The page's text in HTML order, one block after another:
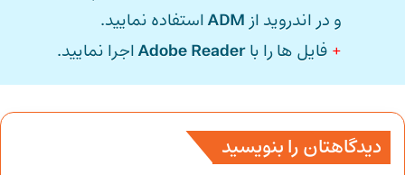
و در اندروید از ADMاستفاده نمایید.
+ فایل ها را باAdobe Readerاجرا نمایید.
دیدگاهتان را بنویسید